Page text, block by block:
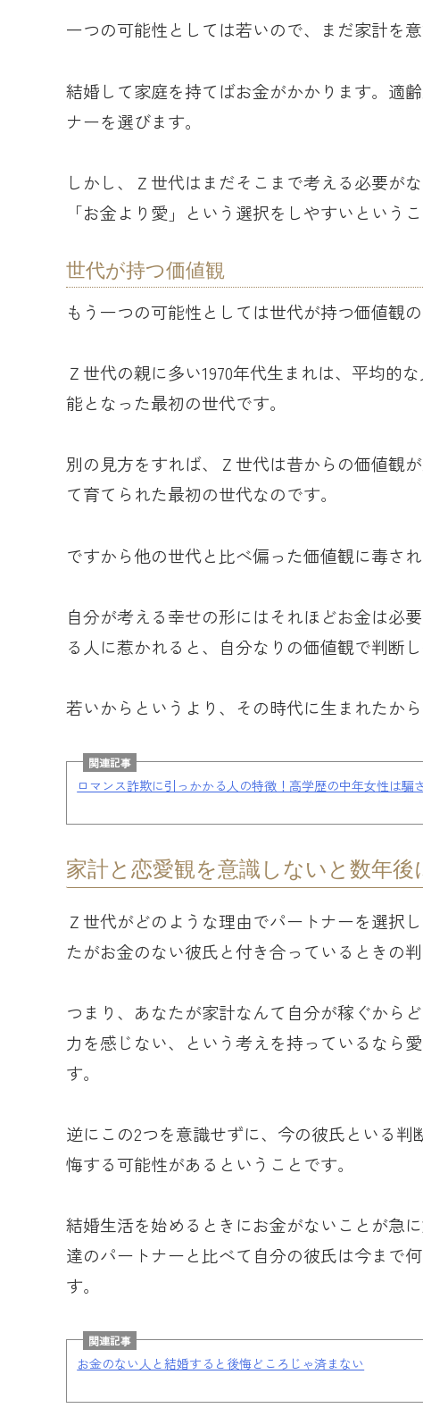
一つの可能性としては若いので、まだ家計を
結婚して家庭を持てばお金がかかります。適
ナーを選びます。
しかし、Ｚ世代はまだそこまで考える必要が
「お金より愛」という選択をしやすいというこ
世代が持つ価値観
もう一つの可能性としては世代が持つ価値観
Ｚ世代の親に多い1970年代生まれは、平均的
能となった最初の世代です。
別の見方をすれば、Ｚ世代は昔からの価値観
て育てられた最初の世代なのです。
ですから他の世代と比べ偏った価値観に毒さ
自分が考える幸せの形にはそれほどお金は必
る人に惹かれると、自分なりの価値観で判断し
若いからというより、その時代に生まれたか
関連記事
ロマンス詐欺に引っかかる人の特徴！高学歴の中年女性は騙
家計と恋愛観を意識しないと数年後
Ｚ世代がどのような理由でパートナーを選択
たがお金のない彼氏と付き合っているときの
つまり、あなたが家計なんて自分が稼ぐから
力を感じない、という考えを持っているなら
す。
逆にこの2つを意識せずに、今の彼氏といる
悔する可能性があるということです。
結婚生活を始めるときにお金がないことが急
達のパートナーと比べて自分の彼氏は今まで
す。
関連記事
お金のない人と結婚すると後悔どころじゃ済まない